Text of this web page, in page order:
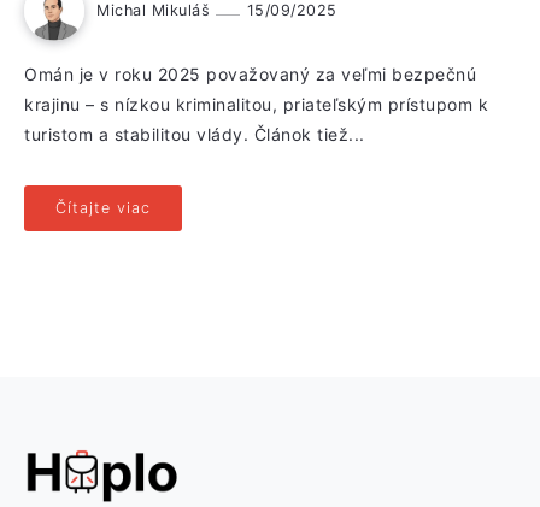
Michal Mikuláš 15/09/2025
Omán je v roku 2025 považovaný za veľmi bezpečnú
krajinu – s nízkou kriminalitou, priateľským prístupom k
turistom a stabilitou vlády. Článok tiež...
Čítajte viac